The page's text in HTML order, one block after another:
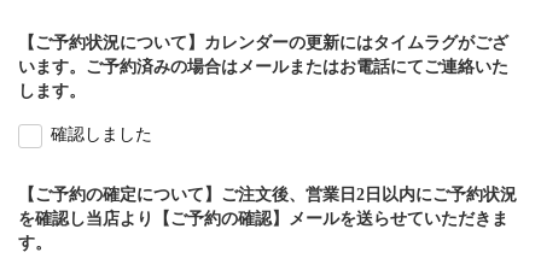
【ご予約状況について】カレンダーの更新にはタイムラグがござ
います。ご予約済みの場合はメールまたはお電話にてご連絡いた
します。
確認しました
【ご予約の確定について】ご注文後、営業日2日以内にご予約状況
を確認し当店より【ご予約の確認】メールを送らせていただきま
す。